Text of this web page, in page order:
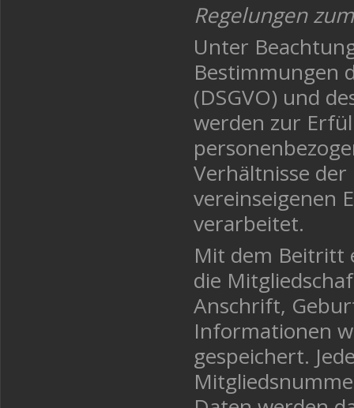
Regelungen
Unter
Bestimmungen
(DSGVO) und
werden zur
Verhältnisse
vereinseigenen
verarbeitet.
Mit dem Beitritt
die
Anschrift,
Informationen
gespeichert.